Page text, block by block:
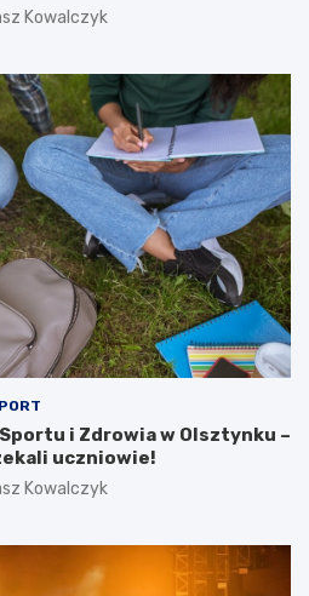
Kowalczyk
i Zdrowia w Olsztynku –
uczniowie!
Kowalczyk